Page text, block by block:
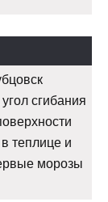
сгибания
теплице и
морозы